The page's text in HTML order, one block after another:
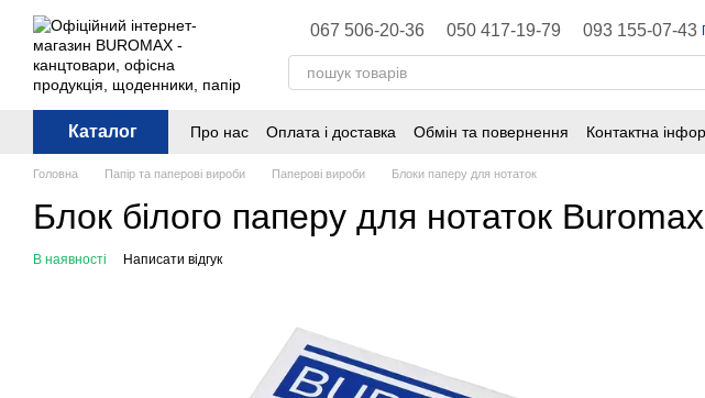
Перейти до основного контенту
067 506-20-36 050 417-19-79 093 155-07-43
Каталог Про нас Оплата і доставка Обмін та повернення Контактна
Головна Папір та паперові вироби Паперові вироби Блоки паперу для нотаток
Блок білого паперу для нотаток
В наявності Написати відгук